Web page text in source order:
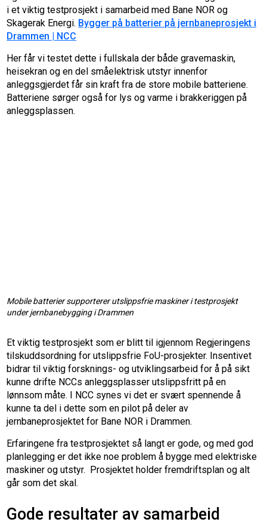
i et viktig testprosjekt i samarbeid med Bane NOR og
Skagerak Energi. Bygger på batterier på jernbaneprosjekt i
Drammen | NCC
Her får vi testet dette i fullskala der både gravemaskin,
heisekran og en del småelektrisk utstyr innenfor
anleggsgjerdet får sin kraft fra de store mobile batteriene.
Batteriene sørger også for lys og varme i brakkeriggen på
anleggsplassen.
Mobile batterier supporterer utslippsfrie maskiner i testprosjekt
under jernbanebygging i Drammen
Et viktig testprosjekt som er blitt til igjennom Regjeringens
tilskuddsordning for utslippsfrie FoU-prosjekter. Insentivet
bidrar til viktig forsknings- og utviklingsarbeid for å på sikt
kunne drifte NCCs anleggsplasser utslippsfritt på en
lønnsom måte. I NCC synes vi det er svært spennende å
kunne ta del i dette som en pilot på deler av
jernbaneprosjektet for Bane NOR i Drammen.
Erfaringene fra testprosjektet så langt er gode, og med god
planlegging er det ikke noe problem å bygge med elektriske
maskiner og utstyr. Prosjektet holder fremdriftsplan og alt
går som det skal.
Gode resultater av samarbeid